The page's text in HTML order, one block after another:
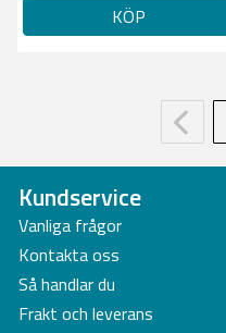
KÖP
Kundservice
Vanliga frågor
Kontakta oss
Så handlar du
Frakt och leverans